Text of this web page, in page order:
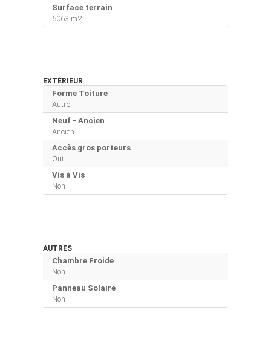
Surface terrain
5063 m2
EXTÉRIEUR
Forme Toiture
Autre
Neuf - Ancien
Ancien
Accès gros porteurs
Oui
Vis à Vis
Non
AUTRES
Chambre Froide
Non
Panneau Solaire
Non